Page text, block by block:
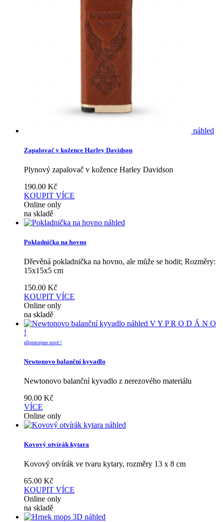
náhled
Zapalovač v kožence Harley Davidson
Plynový zapalovač v kožence Harley Davidson
190.00 Kč
KOUPIT VÍCE
Online only
na skladě
náhled
Pokladnička na hovno
Dřevěná pokladnička na hovno, ale může se hodit; Rozměry:
15x15x5 cm
150.00 Kč
KOUPIT VÍCE
Online only
na skladě
náhled V Y P R O D Á N O
!
připravujme nové !
Newtonovo balanční kyvadlo
Newtonovo balanční kyvadlo z nerezového materiálu
90.00 Kč
VÍCE
Online only
náhled
Kovový otvírák kytara
Kovový otvírák ve tvaru kytary, rozměry 13 x 8 cm
65.00 Kč
KOUPIT VÍCE
Online only
na skladě
náhled